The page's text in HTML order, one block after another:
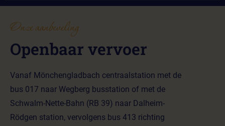
Onze aanbeveling
Openbaar vervoer
Vanaf Mönchengladbach centraalstation met de
bus 017 naar Wegberg busstation of met de
Schwalm-Nette-Bahn (RB 39) naar Dalheim-
Rödgen station, vervolgens bus 413 richting